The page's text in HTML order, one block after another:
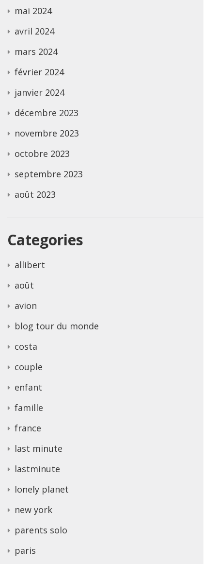
mai 2024
avril 2024
mars 2024
février 2024
janvier 2024
décembre 2023
novembre 2023
octobre 2023
septembre 2023
août 2023
Categories
allibert
août
avion
blog tour du monde
costa
couple
enfant
famille
france
last minute
lastminute
lonely planet
new york
parents solo
paris